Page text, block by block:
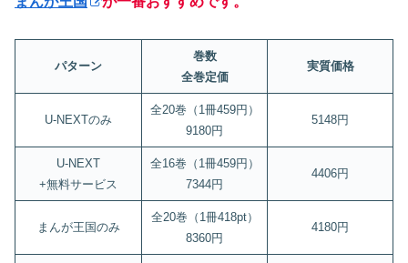
パターン
巻数
全巻定価
実質価格
U-NEXTのみ
全20巻（1冊459円）
9180円
5148円
U-NEXT
+無料サービス
全16巻（1冊459円）
7344円
4406円
まんが王国のみ
全20巻（1冊418pt）
8360円
4180円